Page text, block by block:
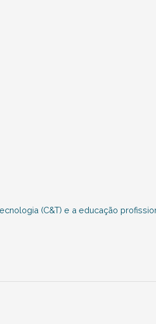
(C&T) e a educação